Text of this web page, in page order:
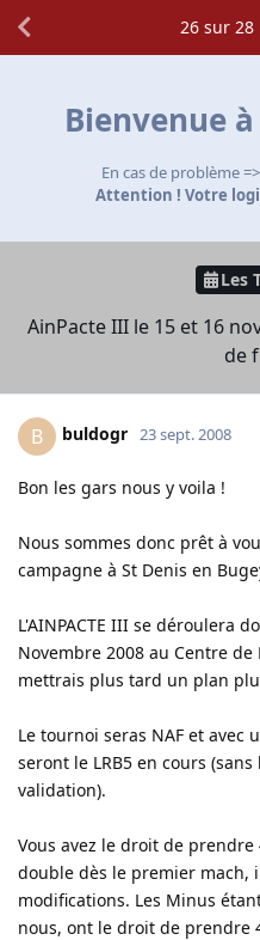
Bienvenue
En cas de problème =>
Attention ! Votre
Les
AinPacte III le 15 et 16
de
26 sur 28
B buldogr 23 sept. 2008
Bon les gars nous y voila !
Nous sommes donc prêt à
campagne à St Denis en
L'AINPACTE III se déroulera
Novembre 2008 au Centre
mettrais plus tard un plan
Le tournoi seras NAF et avec
seront le LRB5 en cours
validation).
Vous avez le droit de
double dès le premier mach,
modifications. Les Minus
nous, ont le droit de prendre